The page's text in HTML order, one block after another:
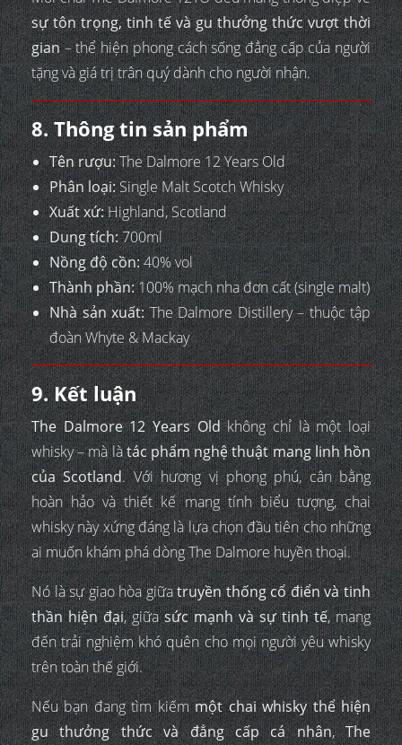
sự tôn trọng, tinh tế và gu thưởng thức vượt thời
gian– thể hiện phong cách sống đẳng cấp của người
tặng và giá trị trân quý dành cho người nhận.
8. Thông tin sản phẩm
Tên rượu:The Dalmore 12 Years Old
Phân loại:Single Malt Scotch Whisky
Xuất xứ:Highland, Scotland
Dung tích:700ml
Nồng độ cồn:40% vol
Thành phần:100% mạch nha đơn cất (single malt)
Nhà sản xuất:The Dalmore Distillery – thuộc tập
đoàn Whyte & Mackay
9. Kết luận
The Dalmore 12 Years Oldkhông chỉ là một loại
whisky – mà làtác phẩm nghệ thuật mang linh hồn
của Scotland. Với hương vị phong phú, cân bằng
hoàn hảo và thiết kế mang tính biểu tượng, chai
whisky này xứng đáng là lựa chọn đầu tiên cho những
ai muốn khám phá dòng The Dalmore huyền thoại.
Nó là sự giao hòa giữatruyền thống cổ điển và tinh
thần hiện đại, giữasức mạnh và sự tinh tế, mang
đến trải nghiệm khó quên cho mọi người yêu whisky
trên toàn thế giới.
Nếu bạn đang tìm kiếmmột chai whisky thể hiện
gu thưởng thức và đẳng cấp cá nhân,The